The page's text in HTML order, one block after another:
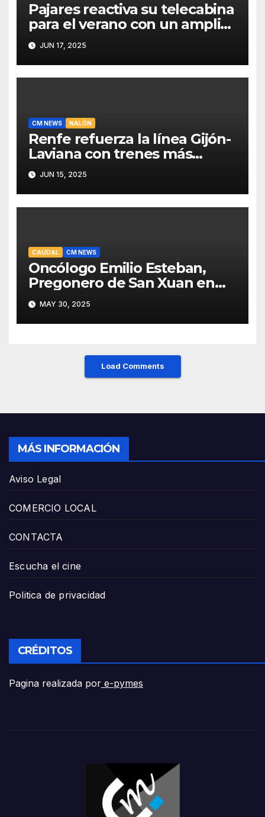
Pajares reactiva su telecabina
para el verano con un amplio
programa de actividades
JUN 17, 2025
CM NEWS NALÓN
Renfe refuerza la línea Gijón-
Laviana con trenes más
fiables y mejor servicio para
recuperar viajeros
JUN 15, 2025
CAUDAL CM NEWS
Oncólogo Emilio Esteban,
Pregonero de San Xuan en
Mieres: Un Honor para Turón
y el HUCA
MAY 30, 2025
Load Comments
MÁS INFORMACIÓN
Aviso Legal
COMERCIO LOCAL
CONTACTA
Escucha el cine
Politica de privacidad
CRÉDITOS
Pagina realizada por e-pymes